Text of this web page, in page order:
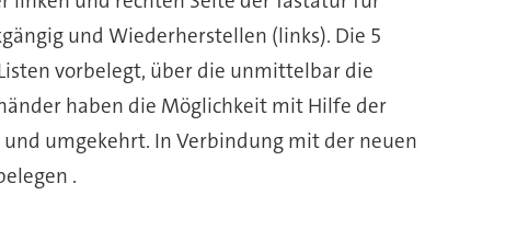
und Wiederherstellen (links). Die 5
vorbelegt, über die unmittelbar die
haben die Möglichkeit mit Hilfe der
umgekehrt. In Verbindung mit der neuen
.